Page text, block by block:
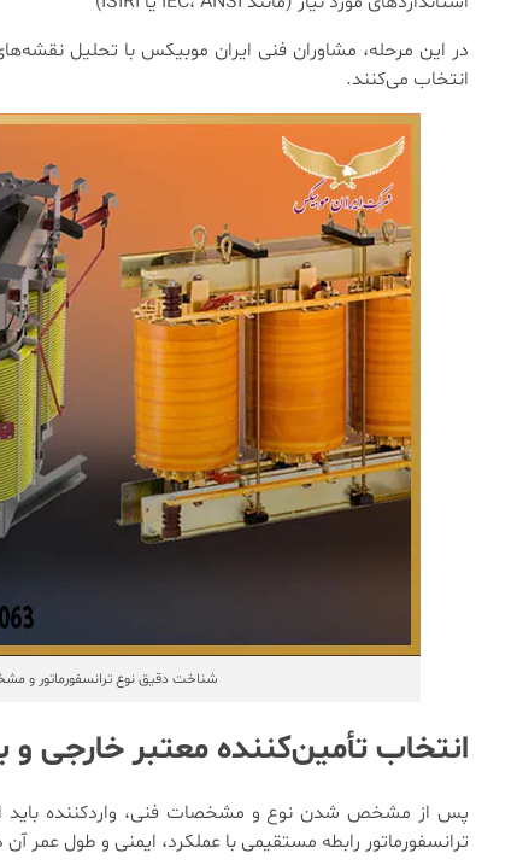
در این مرحله، مشاوران فنی ایران موبیکس با تحلیل نقشه‌های
انتخاب می‌کنند.
شناخت دقیق نوع ترانسفورماتور و
انتخاب تأمین‌کننده معتبر خارجی
پس از مشخص شدن نوع و مشخصات فنی، واردکننده باید
ترانسفورماتور رابطه مستقیمی با عملکرد، ایمنی و طول عمر آن